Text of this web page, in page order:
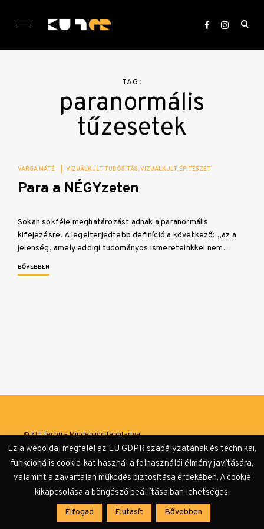
KULTer.hu
TAG:
paranormális
tűzesetek
VARGA MÁTÉ VIZUÁLKULT TUDÓSÍTÁS VIZUÁLKULT ÉPÍTÉSZET
Para a NÉGYzeten
Sokan sokféle meghatározást adnak a paranormális
kifejezésre. A legelterjedtebb definíció a következő: „az a
jelenség, amely eddigi tudományos ismereteinkkel nem…
BŐVEBBEN
© KULTer.hu – Minden jog fenntartva
Adatvédelmi tájékoztató
Ez a weboldal megfelel az EU GDPR szabályzatának és technikai,
funkcionális cookie-kat használ a felhasználói élmény javítására,
valamint a zavartalan működés biztosítása érdekében. A cookie
kikapcsolása a böngésző beállításaiban lehetséges.
Elfogad Elutasít Bővebben